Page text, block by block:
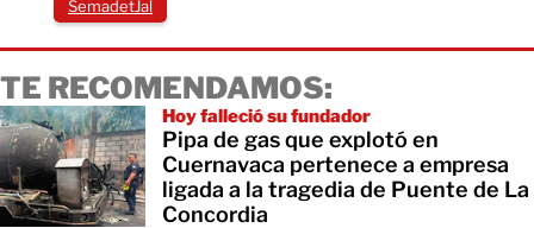
SemadetJal
TE RECOMENDAMOS:
Hoy falleció su fundador
Pipa de gas que explotó en
Cuernavaca pertenece a empresa
ligada a la tragedia de Puente de La
Concordia